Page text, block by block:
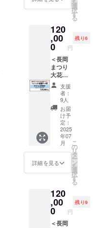
止と
は、次
回以降
の「復
興祈願
花火
フェ
ニック
ス」に
て打ち
上げま
す ※花
火大会
が中止
となっ
た場合
けの様
子をお
す ※貼
り付け
る花火
玉の日
考欄に
同一人
物であ
ること
がわか
る情報
をご記
載くだ
さい。
（例：
ユー
ザー
名、支
援の日
時、支
援ID）
長岡ま
つり大
会「A会
駅側」
（右
岸）
フェ
ニック
長岡ま
会「A会
場 長岡
駅側」
（右
岸）
フェ
ニック
ス席内
に今回
のプロ
ジェク
ト専用
「フェ
ニック
ス 応援
テーブ
ル席」
（定員2
ル付イ
ス席）
を設置
しまし
た。 開
を
選
択
す
る
120
,00
0 円
残り6
＜長岡
まつり
大花火
大会
観覧チ
ケット
＞ ●
フェ
ニック
ス応援
テント
席● 8月
2日
（土）
長岡ま
会「A会
場 長岡
駅側」
（右
岸）
支援
者：
9人
お届
け予
定：
2025
年07
月
詳細を見る
こ
の
リ
タ
ー
ン
を
選
択
す
る
120
,00
0 円
残り9
＜長岡